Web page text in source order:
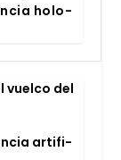
holo­
vuel­co del
arti­fi­